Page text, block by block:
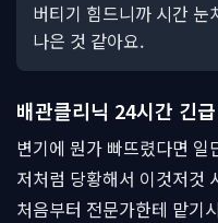
버티기 힘드니까 시간 눈
나은 것 같아요.
배관클리닉 24시간 긴
변기에 뭔가 빠뜨렸다면
저처럼 당황해서 이것저것
처음부터 전문가한테 맡기